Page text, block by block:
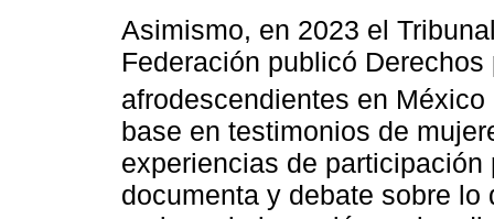
Asimismo, en 2023 el
Federación publicó
afrodescendientes en México
base en testimonios de
experiencias de
documenta y debate sobre